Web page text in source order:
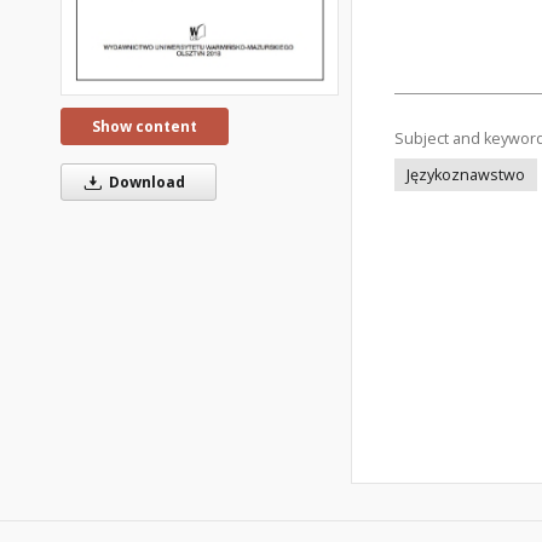
Show content
Download
Subject and
Językoznawstwo